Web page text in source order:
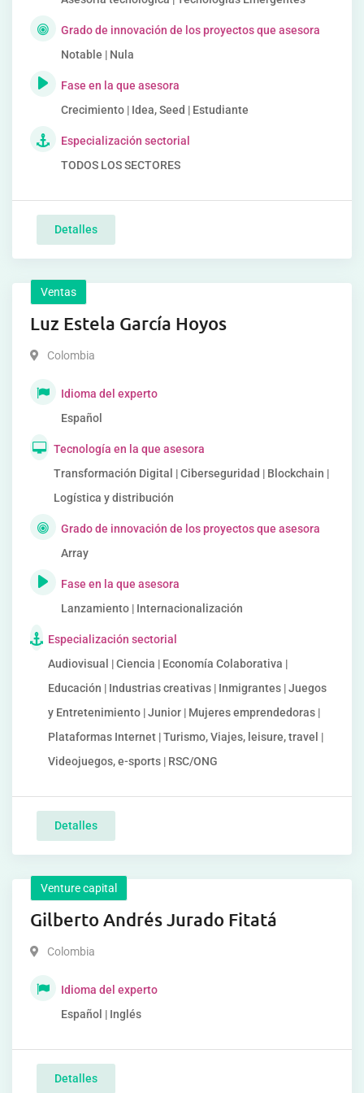
Grado de innovación de los proyectos que asesora
Notable | Nula
Fase en la que asesora
Crecimiento | Idea, Seed | Estudiante
Especialización sectorial
TODOS LOS SECTORES
Detalles
Ventas
Luz Estela García Hoyos
Colombia
Idioma del experto
Español
Tecnología en la que asesora
Transformación Digital | Ciberseguridad | Blockchain |
Logística y distribución
Grado de innovación de los proyectos que asesora
Array
Fase en la que asesora
Lanzamiento | Internacionalización
Especialización sectorial
Audiovisual | Ciencia | Economía Colaborativa |
Educación | Industrias creativas | Inmigrantes | Juegos
y Entretenimiento | Junior | Mujeres emprendedoras |
Plataformas Internet | Turismo, Viajes, leisure, travel |
Videojuegos, e-sports | RSC/ONG
Detalles
Venture capital
Gilberto Andrés Jurado Fitatá
Colombia
Idioma del experto
Español | Inglés
Detalles